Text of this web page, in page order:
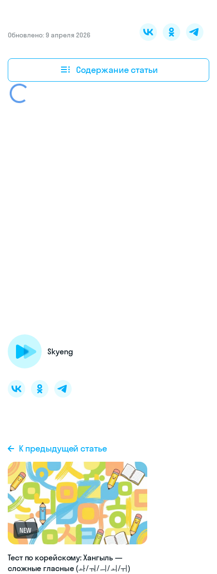
Обновлено: 9 апреля 2026
Содержание статьи
Skyeng
К предыдущей статье
NEW
Тест по корейскому: Хангыль —
сложные гласные (ㅘ/ㅝ/ㅢ/ㅚ/ㅟ)